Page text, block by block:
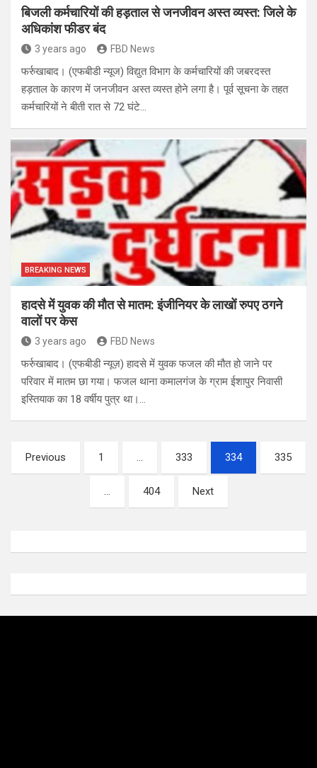
बिजली कर्मचारियों की हड़ताल से जनजीवन अस्त व्यस्त: जिले के
अधिकांश फीडर बंद
3 years ago FBD News
फर्रुखाबाद। (एफबीडी न्यूज) विद्युत विभाग के कर्मचारियों की जबरदस्त
हड़ताल के कारण में जनजीवन अस्त व्यस्त होने लगा है। पूर्व सूचना के तहत
कर्मचारियों ने बीती रात से 72 घंटे…
BREAKING NEWS
हादसे में युवक की मौत से मातम: इंजीनियर के लाखों रुपए ठगने
वालों पर केस
3 years ago FBD News
फर्रुखाबाद। (एफबीडी न्यूज़) हादसे में युवक फजल की मौत हो जाने पर
परिवार में मातम छा गया। फजल थाना कमालगंज के ग्राम ईशापुर निवासी
इस्तियाक का 18 वर्षीय पुत्र था।…
Posts
pagination
Previous 1 … 333 334 335
… 404 Next